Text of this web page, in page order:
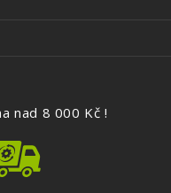
nad 8 000 Kč !